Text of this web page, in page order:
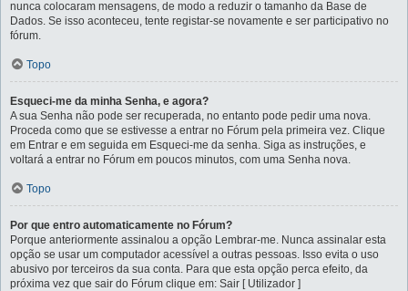
nunca colocaram mensagens, de modo a reduzir o tamanho da Base de
Dados. Se isso aconteceu, tente registar-se novamente e ser participativo no
fórum.
Topo
Esqueci-me da minha Senha, e agora?
A sua Senha não pode ser recuperada, no entanto pode pedir uma nova.
Proceda como que se estivesse a entrar no Fórum pela primeira vez. Clique
em Entrar e em seguida em Esqueci-me da senha. Siga as instruções, e
voltará a entrar no Fórum em poucos minutos, com uma Senha nova.
Topo
Por que entro automaticamente no Fórum?
Porque anteriormente assinalou a opção Lembrar-me. Nunca assinalar esta
opção se usar um computador acessível a outras pessoas. Isso evita o uso
abusivo por terceiros da sua conta. Para que esta opção perca efeito, da
próxima vez que sair do Fórum clique em: Sair [ Utilizador ]